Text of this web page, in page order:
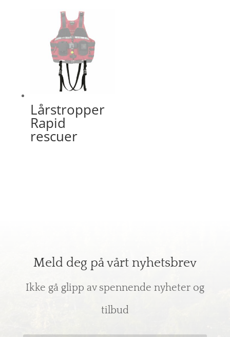
Lårstropper
Rapid
rescuer
Meld deg på vårt nyhetsbrev
Ikke gå glipp av spennende nyheter og
tilbud